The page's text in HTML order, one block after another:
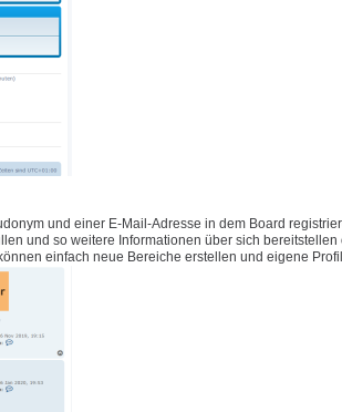
und einer E-Mail-Adresse in dem Board
und so weitere Informationen über sich
einfach neue Bereiche erstellen und eigene